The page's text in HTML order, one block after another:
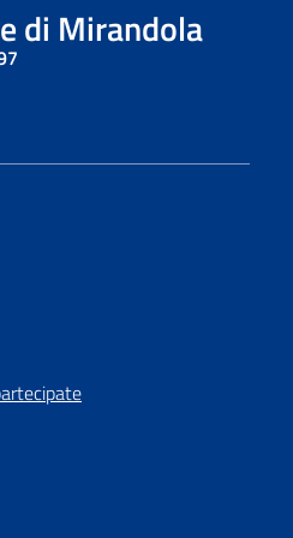
di Mirandola